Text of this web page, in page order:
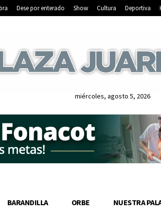
Dese por enterado Show Cultura Deportiva
miércoles, agosto 5, 2026
BARANDILLA ORBE NUESTRA